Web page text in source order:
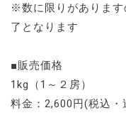
※数に限りがあります
了となります
■販売価格
1kg（1～２房）
料金：2,600円(税込・